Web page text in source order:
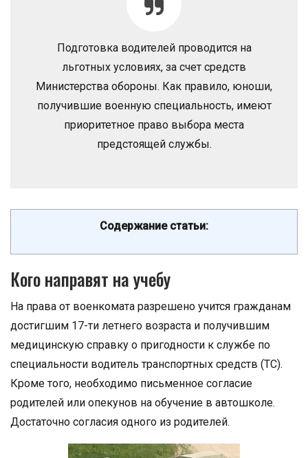
Подготовка водителей проводится на
льготных условиях, за счет средств
Министерства обороны. Как правило, юноши,
получившие военную специальность, имеют
приоритетное право выбора места
предстоящей службы.
Содержание статьи:
Кого направят на учебу
На права от военкомата разрешено учится гражданам
достигшим 17-ти летнего возраста и получившим
медицинскую справку о пригодности к службе по
специальности водитель транспортных средств (ТС).
Кроме того, необходимо письменное согласие
родителей или опекунов на обучение в автошколе.
Достаточно согласия одного из родителей.